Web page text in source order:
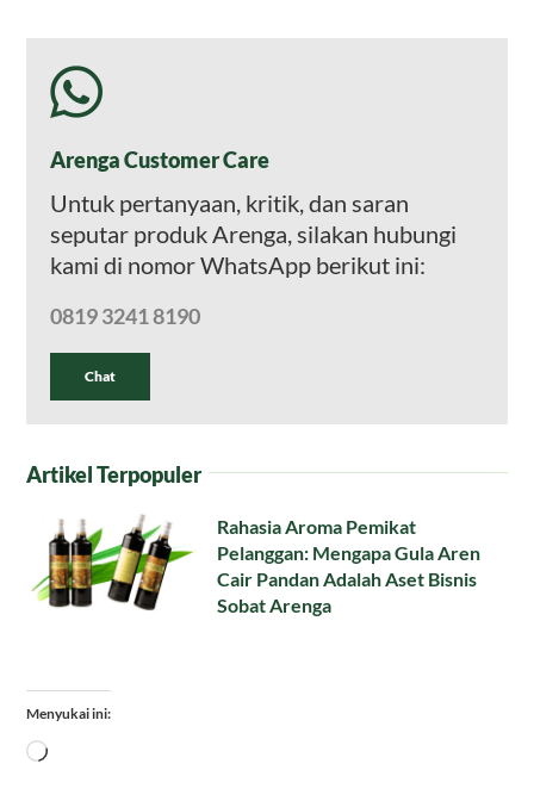
Arenga Customer Care
Untuk pertanyaan, kritik, dan saran
seputar produk Arenga, silakan hubungi
kami di nomor WhatsApp berikut ini:
0819 3241 8190
Chat
Artikel Terpopuler
Rahasia Aroma Pemikat
Pelanggan: Mengapa Gula Aren
Cair Pandan Adalah Aset Bisnis
Sobat Arenga
Menyukai ini:
Memuat...